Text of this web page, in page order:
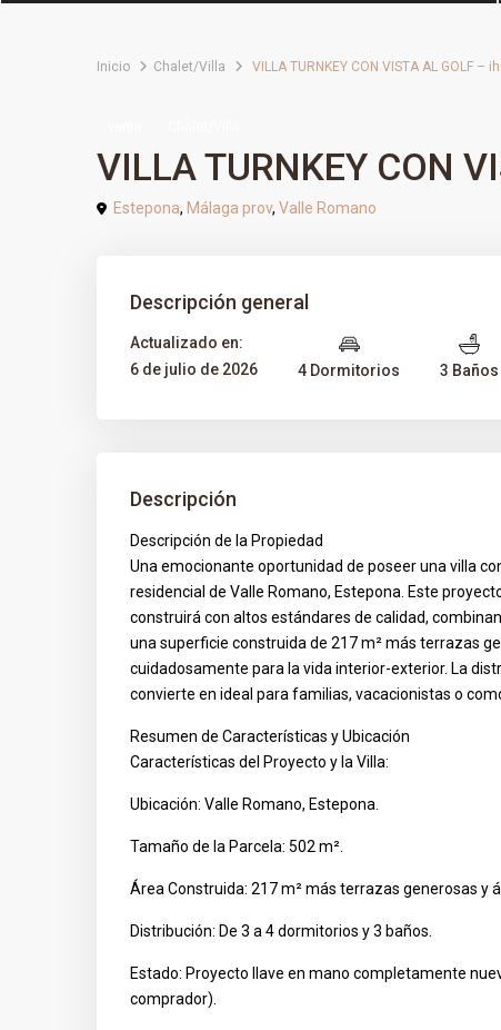
Inicio Chalet/Villa VILLA TURNKEY CON VISTA AL GOLF –
VILLA TURNKEY CON
Estepona, Málaga prov, Valle Romano
Descripción general
Actualizado en:
6 de julio de 2026
4 Dormitorios 3 Baños
Descripción
Descripción de la Propiedad
Una emocionante oportunidad de poseer una villa
residencial de Valle Romano, Estepona. Este
construirá con altos estándares de calidad,
una superficie construida de 217 m² más terrazas
cuidadosamente para la vida interior-exterior. La
convierte en ideal para familias, vacacionistas o
Resumen de Características y Ubicación
Características del Proyecto y la Villa:
Ubicación: Valle Romano, Estepona.
Tamaño de la Parcela: 502 m².
Área Construida: 217 m² más terrazas generosas y
Distribución: De 3 a 4 dormitorios y 3 baños.
Estado: Proyecto llave en mano completamente
comprador).